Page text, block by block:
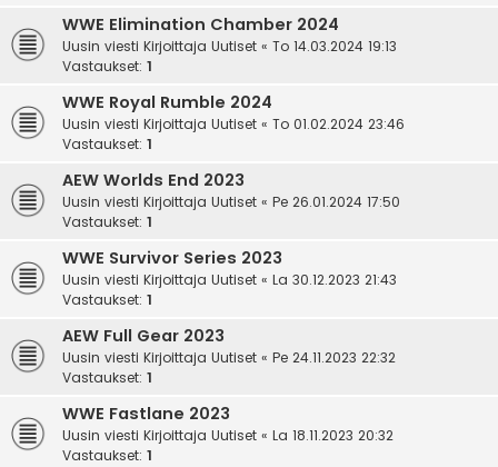
WWE Elimination Chamber 2024
Uusin viesti Kirjoittaja Uutiset « To 14.03.2024 19:13
Vastaukset: 1
WWE Royal Rumble 2024
Uusin viesti Kirjoittaja Uutiset « To 01.02.2024 23:46
Vastaukset: 1
AEW Worlds End 2023
Uusin viesti Kirjoittaja Uutiset « Pe 26.01.2024 17:50
Vastaukset: 1
WWE Survivor Series 2023
Uusin viesti Kirjoittaja Uutiset « La 30.12.2023 21:43
Vastaukset: 1
AEW Full Gear 2023
Uusin viesti Kirjoittaja Uutiset « Pe 24.11.2023 22:32
Vastaukset: 1
WWE Fastlane 2023
Uusin viesti Kirjoittaja Uutiset « La 18.11.2023 20:32
Vastaukset: 1